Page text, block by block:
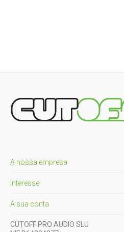
A nossa empresa
Interesse
A sua conta
CUTOFF PRO AUDIO SLU